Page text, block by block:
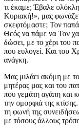
τι έκαμε; Έβαλε
Κυριακή!», μας
σκεφτόμαστε; Τον
Θεός να πάμε να Τον
δώσει, με το χέρι του
που ευλογεί. Και του
ανάγκη.
Μας μιλάει ακόμη με
μητέρας μας και του
που γεμάτη αγάπη και
την ομορφιά της
τη φωνή της
με τόσους άλλους